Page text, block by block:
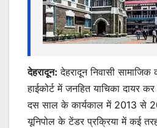
देहरादून: देहरादून निवासी सामाजिक
हाईकोर्ट में जनहित याचिका दायर
दस साल के कार्यकाल में 2013 से
यूनिपोल के टेंडर प्रक्रिया में कई